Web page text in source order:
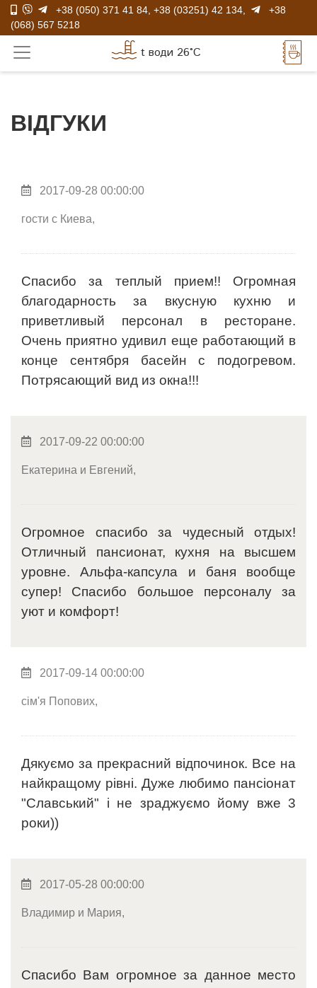
+38 (050) 371 41 84 +38 (03251) 42 134
+38
(068) 567 5218
t води 26°C
ВІДГУКИ
2017-09-28 00:00:00
гости с Киева,
Спасибо за теплый прием!! Огромная
благодарность за вкусную кухню и
приветливый персонал в ресторане.
Очень приятно удивил еще работающий в
конце сентября басейн с подогревом.
Потрясающий вид из окна!!!
2017-09-22 00:00:00
Екатерина и Евгений,
Огромное спасибо за чудесный отдых!
Отличный пансионат, кухня на высшем
уровне. Альфа-капсула и баня вообще
супер! Спасибо большое персоналу за
уют и комфорт!
2017-09-14 00:00:00
сім'я Попових,
Дякуємо за прекрасний відпочинок. Все на
найкращому рівні. Дуже любимо пансіонат
"Славський" і не зраджуємо йому вже 3
роки))
2017-05-28 00:00:00
Владимир и Мария,
Спасибо Вам огромное за данное место